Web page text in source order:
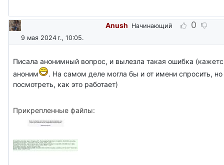
Anush Начинающий 0
9 мая 2024 г., 10:05.
Писала анонимный вопрос, и вылезла такая ошибка
аноним
. На самом деле могла бы и от имени спросить, но
посмотреть, как это работает)
Прикрепленные файлы: